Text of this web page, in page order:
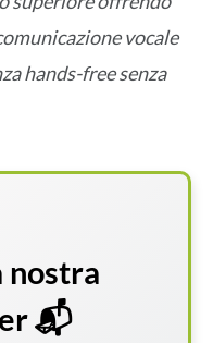
vocale
hands-free senza
nostra
📬